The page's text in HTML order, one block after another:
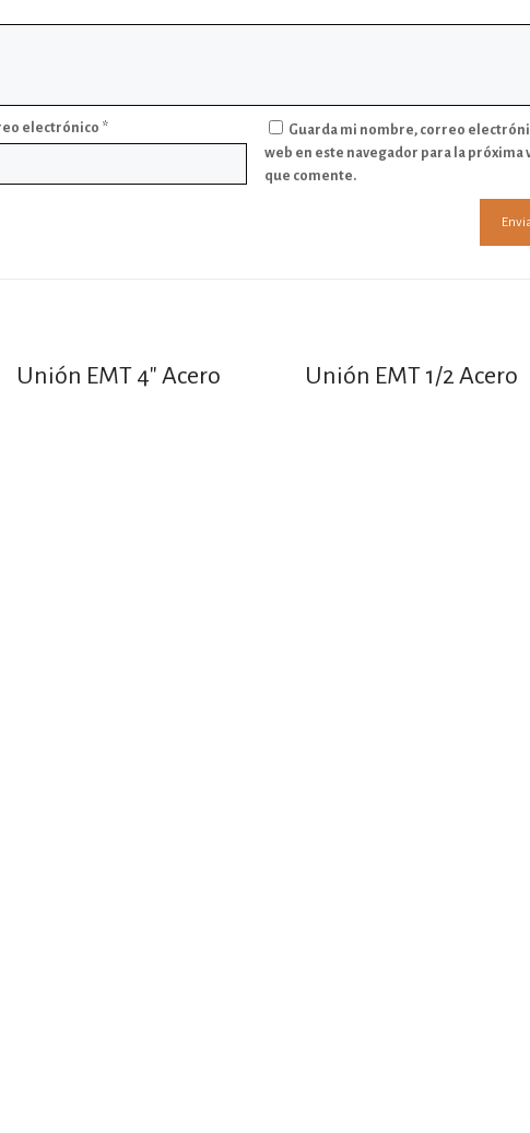
electrónico *
Guarda mi nombre, correo
web en este navegador para la próxima
que comente.
Unión EMT 4″ Acero Unión EMT 1/2 Acero